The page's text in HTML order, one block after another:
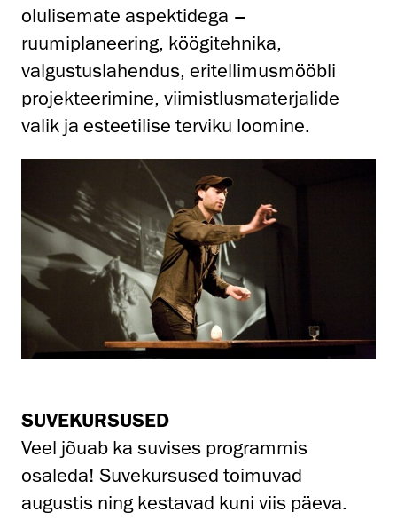
olulisemate aspektidega –
ruumiplaneering, köögitehnika,
valgustuslahendus, eritellimusmööbli
projekteerimine, viimistlusmaterjalide
valik ja esteetilise terviku loomine.
SUVEKURSUSED
Veel jõuab ka suvises programmis
osaleda! Suvekursused toimuvad
augustis ning kestavad kuni viis päeva.